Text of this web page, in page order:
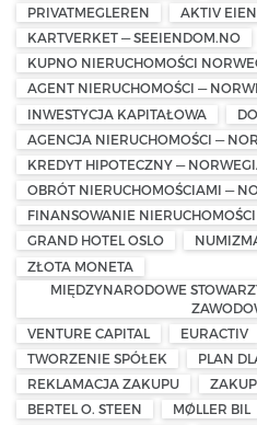
PRIVATMEGLEREN
AKTIV
KARTVERKET — SEEIENDOM.NO
KUPNO NIERUCHOMOŚCI
AGENT NIERUCHOMOŚCI —
INWESTYCJA KAPITAŁOWA
AGENCJA NIERUCHOMOŚCI —
KREDYT HIPOTECZNY —
OBRÓT NIERUCHOMOŚCIAMI —
FINANSOWANIE NIERUCHOMOŚCI
GRAND HOTEL OSLO
ZŁOTA MONETA
MIĘDZYNARODOWE
VENTURE CAPITAL
EURACTIV
TWORZENIE SPÓŁEK
PLAN
REKLAMACJA ZAKUPU
BERTEL O. STEEN
MØLLER BIL